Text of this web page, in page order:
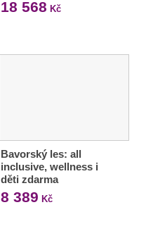
18 568 Kč
Bavorský les: all
inclusive, wellness i
děti zdarma
8 389 Kč